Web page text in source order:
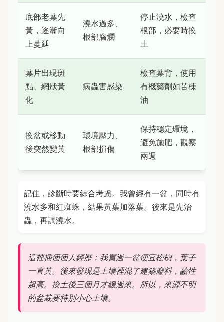
底部老葉先
黃，逐漸向
上蔓延
澆水過多、
根部腐爛
停止澆水，檢查
根部，必要時換
土
葉片出現斑
點、網狀黃
化
病蟲害感染
檢查葉背，使用
有機藥劑如苦楝
油
換盆或移動
後突然變黃
環境壓力、
根部損傷
保持穩定環境，
避免施肥，觀察
兩週
記住，診斷時要綜合考慮。我曾經有一盆，同時有
澆水多和紅蜘蛛，結果黃葉加落葉。後來是先治
蟲，再調澆水。
這裡插個個人經歷：我買過一盆便宜松樹，葉子
一直黃。後來發現是土壤裡混了建築廢料，鹼性
超高。換土後三個月才緩過來。所以，來源不明
的盆栽要特別小心土壤。